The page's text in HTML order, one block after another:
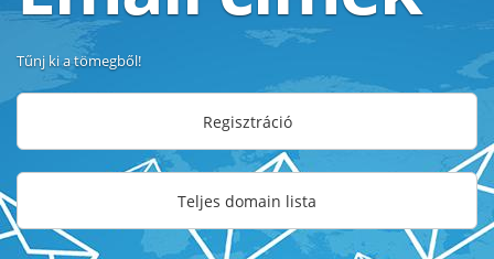
Tűnj ki a tömegből!
Regisztráció
Teljes domain lista